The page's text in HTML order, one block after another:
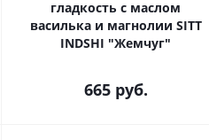
гладкость с маслом
василька и магнолии SITT
INDSHI "Жемчуг"
665руб.